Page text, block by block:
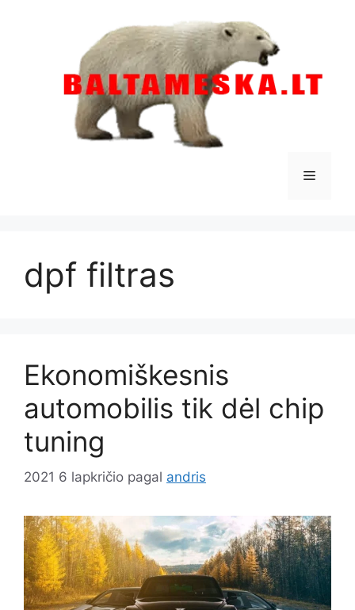
Meniu
dpf filtras
Ekonomiškesnis
automobilis tik dėl chip
tuning
2021 6 lapkričio pagal andris